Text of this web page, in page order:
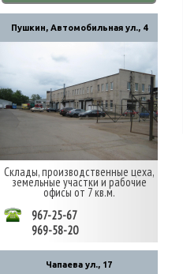
Пушкин, Автомобильная ул., 4
Склады, производственные цеха,
земельные участки и рабочие
офисы от 7 кв.м.
967-25-67
969-58-20
Чапаева ул., 17